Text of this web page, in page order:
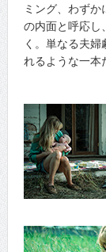
ミング、わず
の内面と呼応し
く。単なる夫
れるような一本